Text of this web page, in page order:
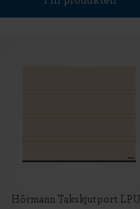
Hörmann Takskjutport LPU